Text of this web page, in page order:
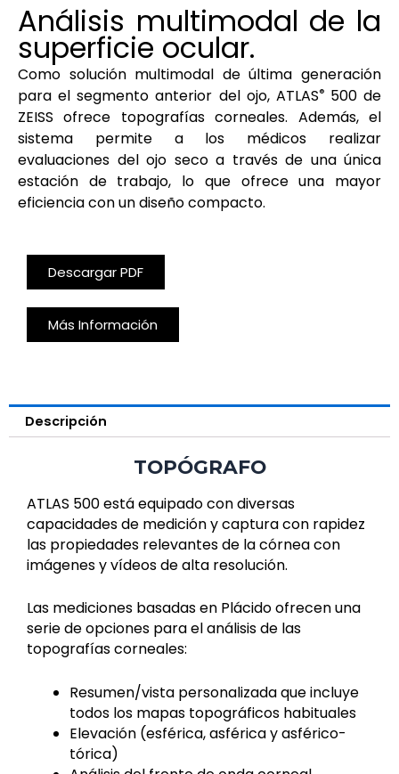
Análisis multimodal de la
superficie ocular.
Como solución multimodal de última generación
para el segmento anterior del ojo, ATLAS®500 de
ZEISS ofrece topografías corneales. Además, el
sistema permite a los médicos realizar
evaluaciones del ojo seco a través de una única
estación de trabajo, lo que ofrece una mayor
eficiencia con un diseño compacto.
Descargar PDF
Más Información
Descripción
TOPÓGRAFO
ATLAS 500 está equipado con diversas
capacidades de medición y captura con rapidez
las propiedades relevantes de la córnea con
imágenes y vídeos de alta resolución.
Las mediciones basadas en Plácido ofrecen una
serie de opciones para el análisis de las
topografías corneales:
Resumen/vista personalizada que incluye
todos los mapas topográficos habituales
Elevación (esférica, asférica y asférico-
tórica)